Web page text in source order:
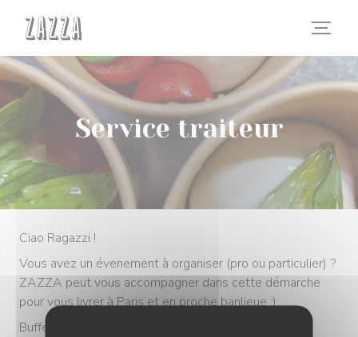
Service traiteur
Ciao Ragazzi !
Vous avez un évenement à organiser (pro ou particulier) ?
ZAZZA peut vous accompagner dans cette démarche
pour vous livrer à Paris et en proche banlieue ;)
Buffet dînatoire (avec ou sans service)